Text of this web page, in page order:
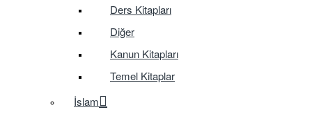
Ders Kitapları
Diğer
Kanun Kitapları
Temel Kitaplar
İslam